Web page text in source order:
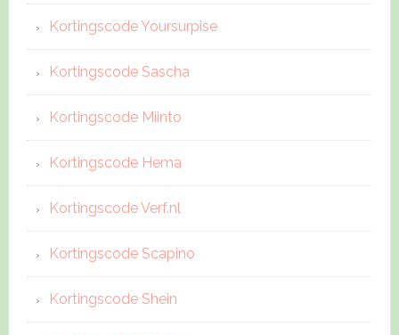
Kortingscode Yoursurpise
Kortingscode Sascha
Kortingscode Miinto
Kortingscode Hema
Kortingscode Verf.nl
Kortingscode Scapino
Kortingscode Shein